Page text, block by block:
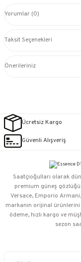
Yorumlar (0)
Taksit Seçenekleri
Önerileriniz
Ücretsiz Kargo
Güvenli Alışveriş
Saatçioğulları⁠ olarak
premium güneş
Versace, Emporio
markanın orijinal
ödeme, hızlı kargo ve
sezon